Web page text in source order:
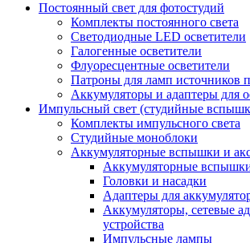
Постоянный свет для фотостудий
Комплекты постоянного света
Светодиодные LED осветители
Галогенные осветители
Флуоресцентные осветители
Патроны для ламп источников
Аккумуляторы и адаптеры для
Импульсный свет (студийные
Комплекты импульсного света
Студийные моноблоки
Аккумуляторные вспышки и
Аккумуляторные
Головки и насадки
Адаптеры для
Аккумуляторы, сетевые
устройства
Импульсные лампы